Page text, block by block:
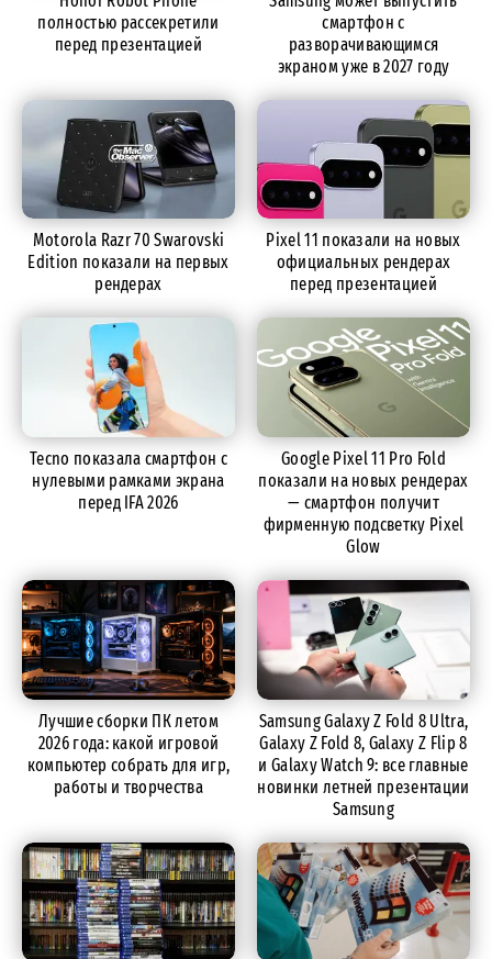
полностью рассекретили
перед презентацией
смартфон с
разворачивающимся
экраном уже в 2027 году
Motorola Razr 70 Swarovski
Edition показали на первых
рендерах
Pixel 11 показали на новых
официальных рендерах
перед презентацией
Tecno показала смартфон с
нулевыми рамками экрана
перед IFA 2026
Google Pixel 11 Pro Fold
показали на новых рендерах
— смартфон получит
фирменную подсветку Pixel
Glow
Лучшие сборки ПК летом
2026 года: какой игровой
компьютер собрать для игр,
работы и творчества
Samsung Galaxy Z Fold 8 Ultra,
Galaxy Z Fold 8, Galaxy Z Flip 8
и Galaxy Watch 9: все главные
новинки летней презентации
Samsung